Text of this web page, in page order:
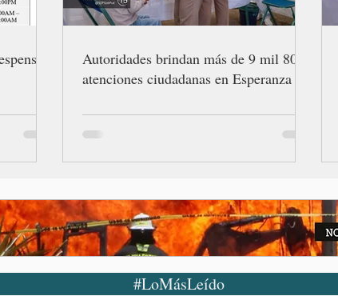
Autoridades brindan más de 9 mil 800
atenciones ciudadanas en Esperanza
#LoMásLeído